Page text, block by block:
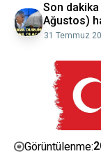
Son
Ağustos)
yağacak
31 Temmuz
Görüntülenme: